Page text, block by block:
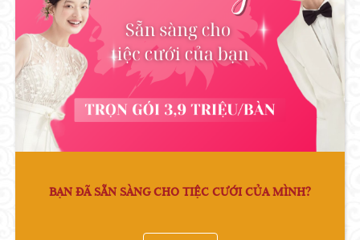
BẠN ĐÃ SẴN SÀNG CHO TIỆC CƯỚI CỦA MÌNH?